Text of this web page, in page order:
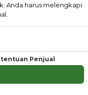
Anda harus melengkapi
Penjual